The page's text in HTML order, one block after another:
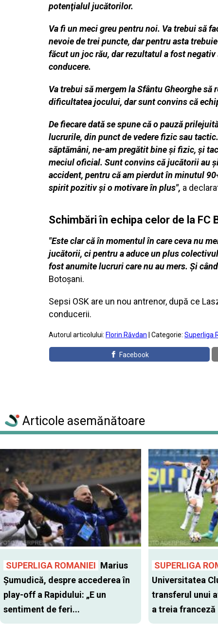
potenţialul jucătorilor.
Va fi un meci greu pentru noi. Va trebui să
nevoie de trei puncte, dar pentru asta
făcut un joc rău, dar rezultatul a fost
conducere.
Va trebui să mergem la Sfântu Gheorghe
dificultatea jocului, dar sunt convins că
De fiecare dată se spune că o pauză
lucrurile, din punct de vedere fizic sau
săptămâni, ne-am pregătit bine şi fizic, şi
meciul oficial. Sunt convins că jucătorii au
accident, pentru că am pierdut în minutul
spirit pozitiv şi o motivare în plus", a
Schimbări în echipa celor de la FC
"Este clar că în momentul în care ceva nu
jucătorii, ci pentru a aduce un plus
fost anumite lucruri care nu au mers. Şi
Botoşani.
Sepsi OSK are un nou antrenor, după ce
conducerii.
Autorul articolului: Florin Răvdan | Categorie: Superliga
Facebook
Articole asemănătoare
SUPERLIGA ROMANIEI Marius
Șumudică, despre accederea în
play-off a Rapidului: „E un
sentiment de feri...
SUPERLIGA
Universitatea
transferul unui
a treia franceză